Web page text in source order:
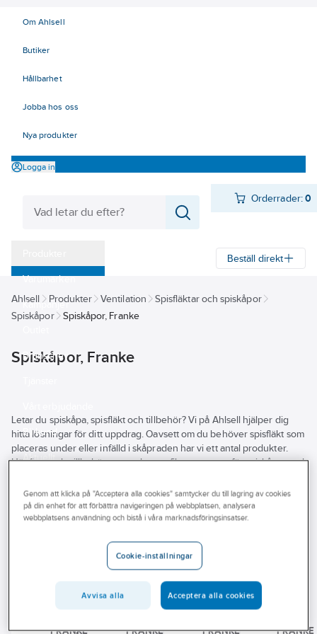
Om Ahlsell
Butiker
Hållbarhet
Jobba hos oss
Nya produkter
Logga in
Orderrader:0
Varumärken
Kampanjer
Branscher
Bli kund
Aktuellt
Beställ direkt
Ahlsell Produkter Ventilation
Spisfläktar och spiskåpor
Spiskåpor
Spiskåpor, Franke
Spiskåpor, Franke
Letar du spiskåpa, spisfläkt och tillbehör? Vi på Ahlsell hjälper dig
hitta lösningar för ditt uppdrag. Oavsett om du behöver spisfläkt som
placeras under eller infälld i skåpraden har vi ett antal produkter.
Här finner du tillbehör som polyesterfilter, trumsats för spiskåpa med
du monterar spiskåpor finns transformator för reglering av
centralfläkt. Du har dessutom möjlighet till våtrumsventilation.
Flertalet kända leverantörer finns i vårt sortiment. Utforska vårt
eller besök din närmsta Ahlsellbutik.
filter
FRANKE FRANKE FRANKE FRANKE
Genom att klicka på "Acceptera alla cookies" samtycker du till lagring av cookies
på din enhet för att förbättra navigeringen på webbplatsen, analysera
webbplatsens användning och bistå i våra marknadsföringsinsatser.
Cookie-inställningar
Avvisa alla Acceptera alla cookies